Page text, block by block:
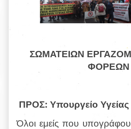
ΣΩΜΑΤΕΙΩΝ
ΦΟΡΕΩΝ
ΠΡΟΣ: Υπουργείο Υγείας
Όλοι εμείς που